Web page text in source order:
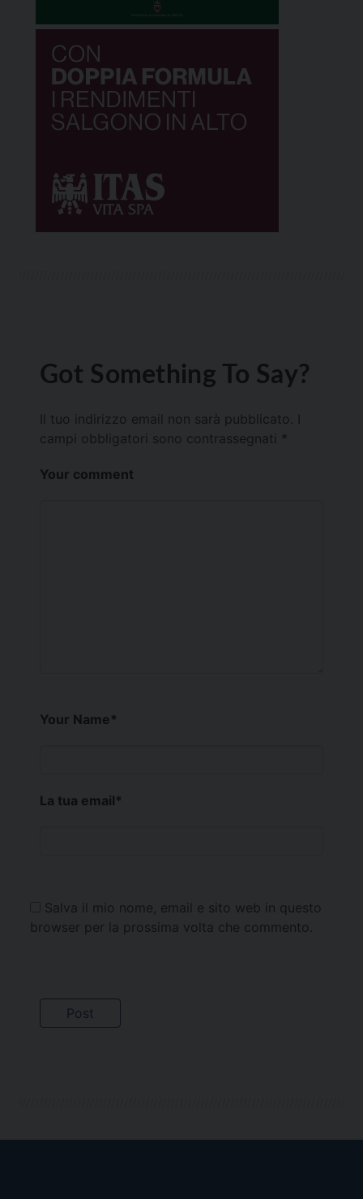
Got Something To Say?
Il tuo indirizzo email non sarà pubblicato.
campi obbligatori sono contrassegnati *
Your comment
Your Name*
La tua email*
Salva il mio nome, email e sito web in questo
browser per la prossima volta che commento.